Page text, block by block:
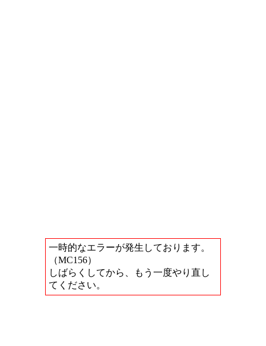
一時的なエラーが発生しております。
（MC156）
しばらくしてから、もう一度やり直し
てください。